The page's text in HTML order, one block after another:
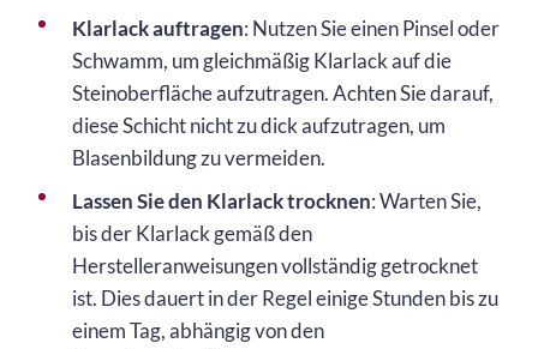
Klarlack auftragen: Nutzen Sie einen Pinsel oder
Schwamm, um gleichmäßig Klarlack auf die
Steinoberfläche aufzutragen. Achten Sie darauf,
diese Schicht nicht zu dick aufzutragen, um
Blasenbildung zu vermeiden.
Lassen Sie den Klarlack trocknen: Warten Sie,
bis der Klarlack gemäß den
Herstelleranweisungen vollständig getrocknet
ist. Dies dauert in der Regel einige Stunden bis zu
einem Tag, abhängig von den